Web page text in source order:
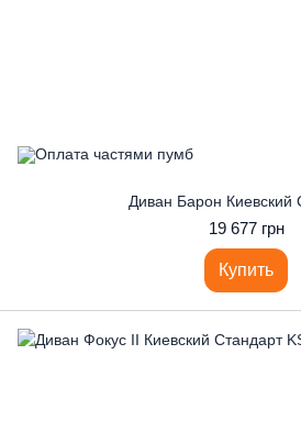
Диван Барон Киевский
19 677 грн
Купить